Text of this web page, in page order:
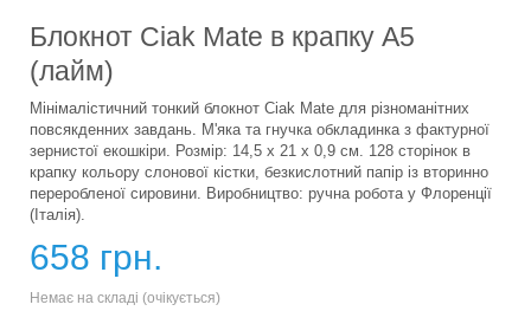
Блокнот Ciak Mate в крапку А5
(лайм)
Мінімалістичний тонкий блокнот Ciak Mate для різноманітних
повсякденних завдань. М'яка та гнучка обкладинка з фактурної
зернистої екошкіри. Розмір: 14,5 х 21 х 0,9 см. 128 сторінок в
крапку кольору слонової кістки, безкислотний папір із вторинно
переробленої сировини. Виробництво: ручна робота у Флоренції
(Італія).
658 грн.
Немає на складі (очікується)